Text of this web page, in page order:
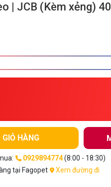
| JCB (Kèm xẻng)
HÀNG
0929894774(8:00 - 18:30)
tại Fagopet
Xem đường đi